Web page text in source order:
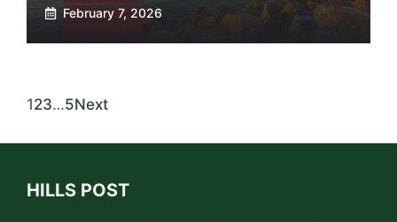
February 7, 2026
123…5Next
HILLS POST